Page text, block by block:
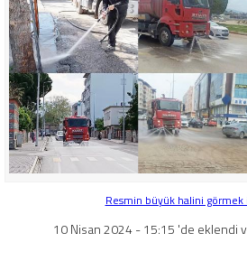
Resmin büyük halini görmek
10 Nisan 2024 - 15:15 'de eklendi